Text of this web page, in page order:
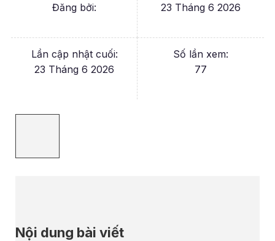
Đăng bởi:
23 Tháng 6 2026
Lần cập nhật cuối:
23 Tháng 6 2026
Số lần xem:
77
Nội dung bài viết